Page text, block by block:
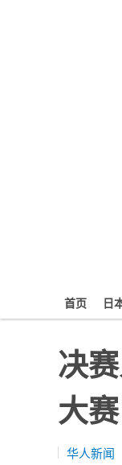
首页 日
决
大赛
华人新闻